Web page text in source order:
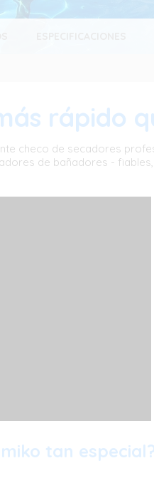
rápido
checo de secadores
de bañadores -
tan